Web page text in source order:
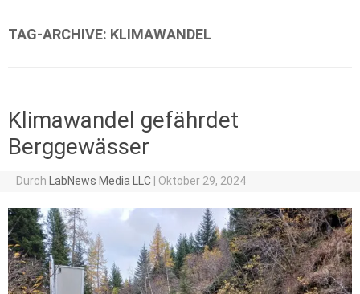
TAG-ARCHIVE: KLIMAWANDEL
Klimawandel gefährdet
Berggewässer
Durch LabNews Media LLC Oktober 29, 2024